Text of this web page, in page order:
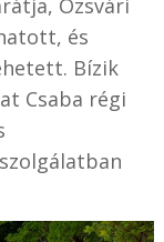
Ozsvári
és
Bízik
Csaba régi